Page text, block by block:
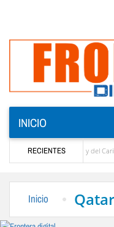
INICIO
RECIENTES
Centroamericanos y del Caribe
Inicio